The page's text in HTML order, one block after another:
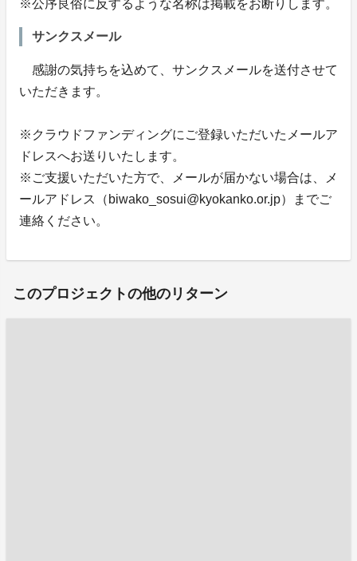
※公序良俗に反するような名称は掲載をお断りします。
サンクスメール
感謝の気持ちを込めて、サンクスメールを送付させて
いただきます。
※クラウドファンディングにご登録いただいたメールア
ドレスへお送りいたします。
※ご支援いただいた方で、メールが届かない場合は、メ
ールアドレス（biwako_sosui@kyokanko.or.jp）までご
連絡ください。
このプロジェクトの他のリターン